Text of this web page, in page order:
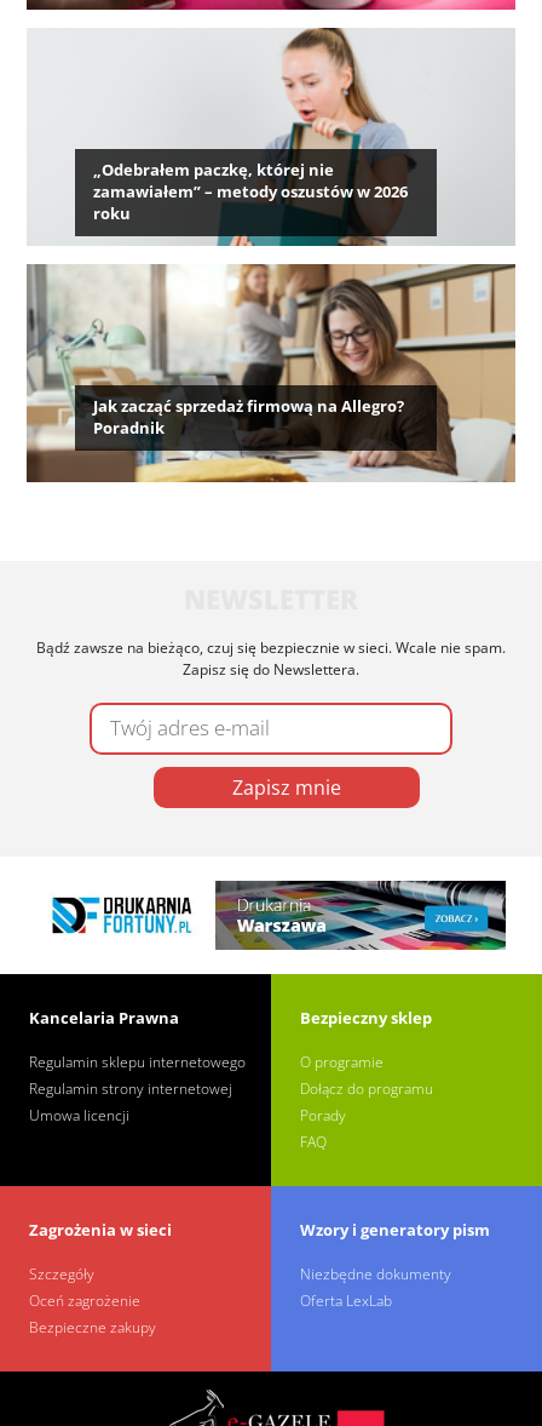
„Odebrałem paczkę, której nie
zamawiałem” – metody oszustów w 2026
roku
Jak zacząć sprzedaż firmową na Allegro?
Poradnik
Bądź zawsze na bieżąco, czuj się bezpiecznie w sieci. Wcale nie spam.
Zapisz się do Newslettera.
Zapisz mnie
Kancelaria Prawna
Regulamin sklepu internetowego
Regulamin strony internetowej
Umowa licencji
Bezpieczny sklep
O programie
Dołącz do programu
Porady
FAQ
Zagrożenia w sieci
Szczegóły
Oceń zagrożenie
Bezpieczne zakupy
Wzory i generatory pism
Niezbędne dokumenty
Oferta LexLab